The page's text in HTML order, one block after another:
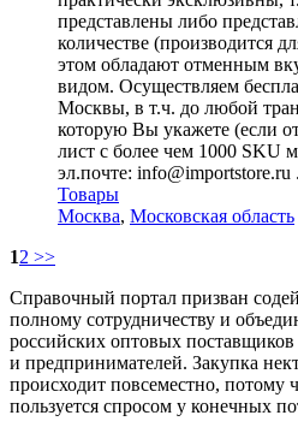
представлены либо
количестве
этом обладают отменным
видом. Осуществляем
Москвы, в т.ч. до любой
которую Вы укажете (если
лист с более чем 1000 SKU
эл.почте: info@importstore.ru
Товары
Москва, Московская область
12 >>
Справочный портал призван
полному сотрудничеству и
российских оптовых
и предпринимателей. Закупка
происходит повсеместно, потому
пользуется спросом у конечных